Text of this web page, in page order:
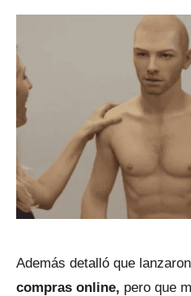
Además detalló que
compras online, pero que